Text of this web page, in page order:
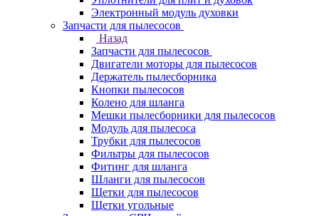
Электронный модуль духовки
Запчасти для пылесосов
Назад
Запчасти для пылесосов
Двигатели моторы для пылесосов
Держатель пылесборника
Кнопки пылесосов
Колено для шланга
Мешки пылесборники для пылесосов
Модуль для пылесоса
Трубки для пылесосов
Фильтры для пылесосов
Фитинг для шланга
Шланги для пылесосов
Щетки для пылесосов
Щетки угольные